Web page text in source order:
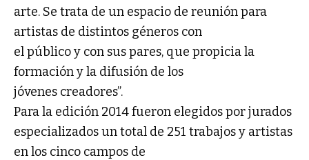
arte. Se trata de un espacio de reunión para
artistas de distintos géneros con
el público y con sus pares, que propicia la
formación y la difusión de los
jóvenes creadores”.
Para la edición 2014 fueron elegidos por jurados
especializados un total de 251 trabajos y artistas
en los cinco campos de